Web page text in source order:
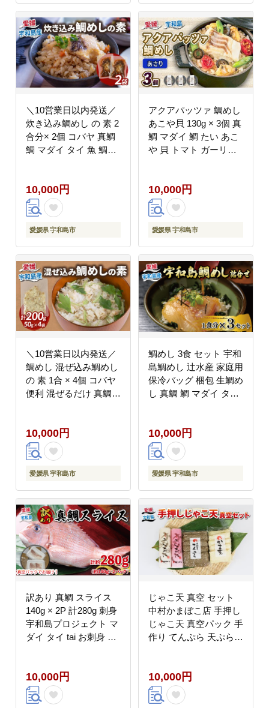
和島 C010-019009
＼10営業日以内発送／
炊き込み鯛めし の 素 2
合分× 2個 コバヤ 真鯛
鯛 マダイ タイ 魚 鯛飯
み 鯛めし お手軽 お惣
菜 簡単 簡単調理 加工
品 国産 愛媛 宇和島
D010-059001
10,000円
愛媛県 宇和島市
アクアパッツァ 鯛めし
あこや貝 130g × 3個 真
鯛 マダイ 鯛 たい あこ
や 貝 トマト ガーリッ
るだけ 電子レンジで温
めるだけ 人気 洋風 レ
ンチン解凍 簡単 ごはん
ご飯 愛媛 宇和島 D010-
10,000円
愛媛県 宇和島市
＼10営業日以内発送／
鯛めし 混ぜ込み鯛めし
の 素 1合 × 4個 コバヤ
便利 混ぜるだけ 真鯛
飯 炊き込み鯛めし 炊き
込みごはん 魚介 海鮮丼
海産物 特産品 お手軽
お惣菜 簡単 簡単調理
島 D010-059009
10,000円
愛媛県 宇和島市
鯛めし 3食 セット 宇和
島鯛めし 辻水産 家庭用
保冷バッグ 梱包 生鯛め
し 真鯛 鯛 マダイ タイ
ぶり 海鮮丼 郷土料理
鯛飯 海鮮 人気 海の幸
魚介 人気加工品 冷凍
小分け パック お手軽
だけ 産地直送 国産 愛
媛 宇和島 D010-062006
10,000円
愛媛県 宇和島市
訳あり 真鯛 スライス
140g × 2P 計280g 刺身
宇和島プロジェクト マ
ダイ タイ tai お刺身 お
鯛茶漬け 鯛しゃぶ しゃ
ぶしゃぶ 簡単調理 漬丼
漬け丼 魚 魚介 アレン
10,000円
じゃこ天 真空 セット
中村かまぼこ店 手押し
じゃこ天 真空パック 手
作り てんぷら 天ぷら
すり身 練り物 練物 冷
蔵 惣菜 フライ おでん
具 出汁 だし 郷土料理
10,000円